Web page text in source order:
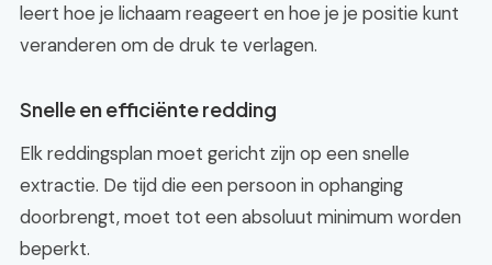
leert hoe je lichaam reageert en hoe je je positie kunt
veranderen om de druk te verlagen.
Snelle en efficiënte redding
Elk reddingsplan moet gericht zijn op een snelle
extractie. De tijd die een persoon in ophanging
doorbrengt, moet tot een absoluut minimum worden
beperkt.